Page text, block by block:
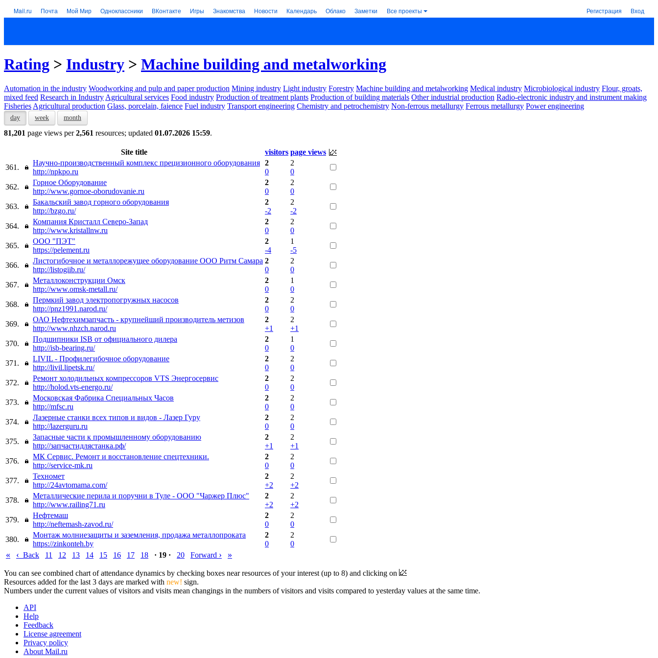
Mail.ru Почта Мой Мир Одноклассники ВКонтакте Игры Знакомства Новости Календарь Облако Заметки Все проекты Регистрация Вход
Rating > Industry > Machine building and metalworking
Automation in the industry Woodworking and pulp and paper production Mining industry Light industry Forestry Machine building and metalworking Medical industry Microbiological industry Flour, groats,
mixed feed Research in Industry Agricultural services Food industry Production of treatment plants Production of building materials Other industrial production Radio-electronic industry and instrument making
Fisheries Agricultural production Glass, porcelain, faience Fuel industry Transport engineering Chemistry and petrochemistry Non-ferrous metallurgy Ferrous metallurgy Power engineering
day week month
81,201 page views per2,561 resources; updated 01.07.2026 15:59.
Site title visitors page views
361.
Научно-производственный комплекс прецизионного оборудования
http://npkpo.ru
2
0
2
0
362.
Горное Оборудование
http://www.gornoe-oborudovanie.ru
2
0
2
0
363.
Бакальский завод горного оборудования
http://bzgo.ru/
2
-2
2
-2
364.
Компания Кристалл Северо-Запад
http://www.kristallnw.ru
2
0
2
0
365.
ООО "ПЭТ"
https://pelement.ru
2
-4
1
-5
366.
Листогибочное и металлорежущее оборудование ООО Ритм Самара
http://listogiib.ru/
2
0
2
0
367.
Металлоконструкции Омск
http://www.omsk-metall.ru/
2
0
1
0
368.
Пермкий завод электропогружных насосов
http://pnz1991.narod.ru/
2
0
2
0
369.
ОАО Нефтехимзапчасть - крупнейший производитель метизов
http://www.nhzch.narod.ru
2
+1
2
+1
370.
Подшипники ISB от официального дилера
http://isb-bearing.ru/
2
0
1
0
371.
LIVIL - Профилегибочное оборудование
http://livil.lipetsk.ru/
2
0
2
0
372.
Ремонт холодильных компрессоров VTS Энергосервис
http://holod.vts-energo.ru/
2
0
2
0
373.
Московская Фабрика Специальных Часов
http://mfsc.ru
2
0
2
0
374.
Лазерные станки всех типов и видов - Лазер Гуру
http://lazerguru.ru
2
0
2
0
375.
Запасные части к промышленному оборудованию
http://запчастидлястанка.рф/
2
+1
2
+1
376.
МК Сервис. Ремонт и восстановление спецтехники.
http://service-mk.ru
2
0
2
0
377.
Техномет
http://24avtomama.com/
2
+2
2
+2
378.
Металлические перила и поручни в Туле - ООО "Чаржер Плюс"
http://www.railing71.ru
2
+2
2
+2
379.
Нефтемаш
http://neftemash-zavod.ru/
2
0
2
0
380.
Монтаж молниезащиты и заземления, продажа металлопроката
https://zinkonteh.by
2
0
2
0
« ‹ Back 11 12 13 14 15 16 17 18 · 19 · 20 Forward › »
You can see combined chart of attendance dynamics by checking boxes near resources of your interest (up to 8) and clicking on
Resources added for the last 3 days are marked with new! sign.
Numbers under the current values of visitors and visits mean changings in the numbers of visitors and visits compared to yesterday values at the same time.
API
Help
Feedback
License agreement
Privacy policy
About Mail.ru